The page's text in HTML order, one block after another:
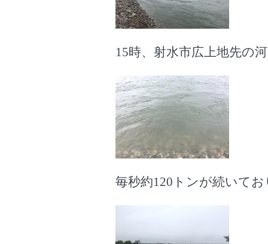
15時、射水市広上地先の
毎秒約120トンが続いて